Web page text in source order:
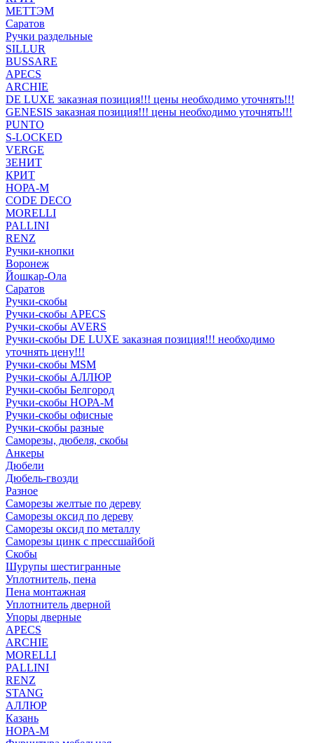
МЕТТЭМ
Саратов
Ручки раздельные
SILLUR
BUSSARE
APECS
ARCHIE
DE LUXE заказная позиция!!! цены необходимо уточнять!!!
GENESIS заказная позиция!!! цены необходимо уточнять!!!
PUNTO
S-LOCKED
VERGE
ЗЕНИТ
КРИТ
НОРА-М
CODE DECO
MORELLI
PALLINI
RENZ
Ручки-кнопки
Воронеж
Йошкар-Ола
Саратов
Ручки-скобы
Ручки-скобы APECS
Ручки-скобы AVERS
Ручки-скобы DE LUXE заказная позиция!!! необходимо
уточнять цену!!!
Ручки-скобы MSM
Ручки-скобы АЛЛЮР
Ручки-скобы Белгород
Ручки-скобы НОРА-М
Ручки-скобы офисные
Ручки-скобы разные
Саморезы, дюбеля, скобы
Анкеры
Дюбели
Дюбель-гвозди
Разное
Саморезы желтые по дереву
Саморезы оксид по дереву
Саморезы оксид по металлу
Саморезы цинк с прессшайбой
Скобы
Шурупы шестигранные
Уплотнитель, пена
Пена монтажная
Уплотнитель дверной
Упоры дверные
APECS
ARCHIE
MORELLI
PALLINI
RENZ
STANG
АЛЛЮР
Казань
НОРА-М